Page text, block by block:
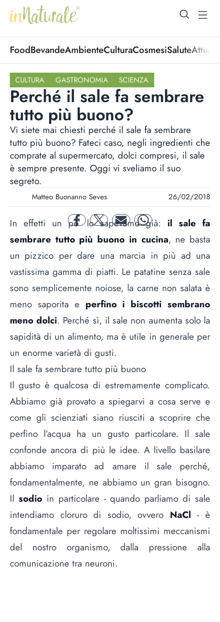
open
FoodBevandeAmbienteCulturaCosmesiSalute
CULTURA GASTRONOMIA SCIENZA
Perché il sale fa sembrare
tutto più buono?
Vi siete mai chiesti perché il sale fa sembrare
tutto più buono? Fateci caso, negli ingredienti che
comprate al supermercato, dolci compresi, il sale
è sempre presente. Oggi vi sveliamo il suo
segreto.
Matteo Buonanno Seves 26/02/2018
facebooktwitter mail whatsapp
In effetti un po’ lo sapevamo già: il sale fa
sembrare tutto più buono in cucina, ne basta
un pizzico per dare una marcia in più ad una
vastissima gamma di piatti. Le patatine senza sale
sono semplicemente noiose, la carne non salata è
meno saporita e perfino i biscotti sembrano
meno dolci. Perché sì, il sale non aumenta solo la
sapidità di un alimento, ma è utile in generale per
un enorme varietà di gusti.
Il sale fa sembrare tutto più buono
Il gusto è qualcosa di estremamente complicato.
Abbiamo già provato a spiegarvi a cosa serve e
come gli scienziati siano riusciti a scoprire che
perfino l’acqua ha un gusto particolare. Il sale
confonde ancora di più le idee. A livello basilare
abbiamo imparato ad amare il sale perché,
fondamentalmente, ne abbiamo un gran bisogno.
Il sodioin particolare - quando parliamo di sale
intendiamo cloruro di sodio, ovvero NaCl - è
fondamentale per regolare moltissimi meccanismi
del nostro organismo, dalla pressione alla
comunicazione tra neuroni.